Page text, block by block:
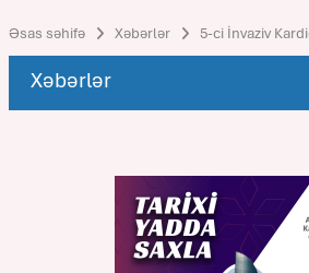
Əsas səhifə Xəbərlər 5-ci İnvaziv
Xəbərlər